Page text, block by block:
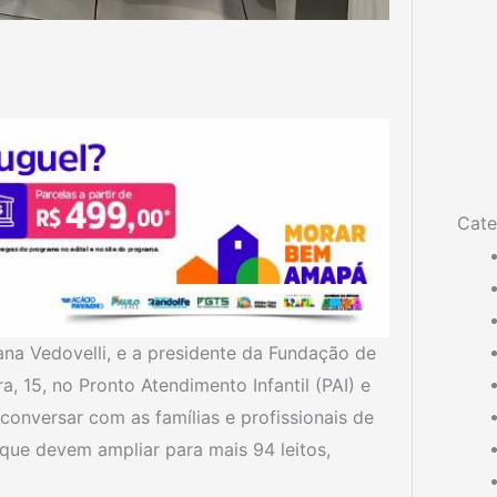
Vedovelli, e a presidente da Fundação de
15, no Pronto Atendimento Infantil (PAI) e
com as famílias e profissionais de
devem ampliar para mais 94 leitos,